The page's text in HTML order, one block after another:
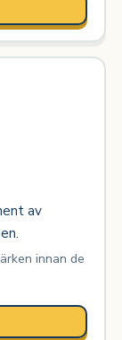
av
innan de